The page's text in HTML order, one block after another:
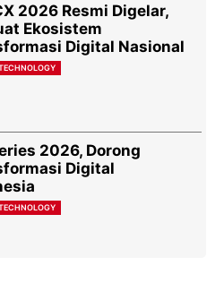
2026 Resmi Digelar,
Ekosistem
Digital Nasional
2026, Dorong
Digital